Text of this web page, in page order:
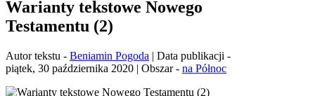
Warianty tekstowe Nowego
Testamentu (2)
Autor tekstu - Beniamin Pogoda | Data publikacji -
piątek, 30 października 2020 | Obszar - na Północ